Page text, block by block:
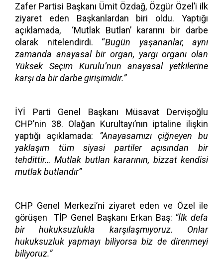
Zafer Partisi Başkanı Ümit Özdağ, Özgür Özel’i ilk
ziyaret eden Başkanlardan biri oldu. Yaptığı
açıklamada, ‘Mutlak Butlan’ kararını bir darbe
olarak nitelendirdi. “Bugün yaşananlar, aynı
zamanda anayasal bir organ, yargı organı olan
Yüksek Seçim Kurulu’nun anayasal yetkilerine
karşı da bir darbe girişimidir.”
İYİ Parti Genel Başkanı Müsavat Dervişoğlu
CHP’nin 38. Olağan Kurultayı’nın iptaline ilişkin
yaptığı açıklamada: ”Anayasamızı çiğneyen bu
yaklaşım tüm siyasi partiler açısından bir
tehdittir… Mutlak butlan kararının, bizzat kendisi
mutlak butlandır”
CHP Genel Merkezi’ni ziyaret eden ve Özel ile
görüşen TİP Genel Başkanı Erkan Baş: “İlk defa
bir hukuksuzlukla karşılaşmıyoruz. Onlar
hukuksuzluk yapmayı biliyorsa biz de direnmeyi
biliyoruz.”